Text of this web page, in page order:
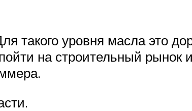
такого уровня масла это
на строительный рынок